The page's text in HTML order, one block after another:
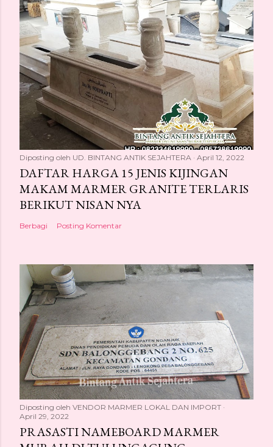
Diposting oleh UD. BINTANG ANTIK SEJAHTERA April 12, 2022
DAFTAR HARGA 15 JENIS KIJINGAN
MAKAM MARMER GRANITE TERLARIS
BERIKUT NISAN NYA
Berbagi Posting Komentar
Diposting oleh VENDOR MARMER LOKAL DAN IMPORT
April 29, 2022
PRASASTI NAMEBOARD MARMER